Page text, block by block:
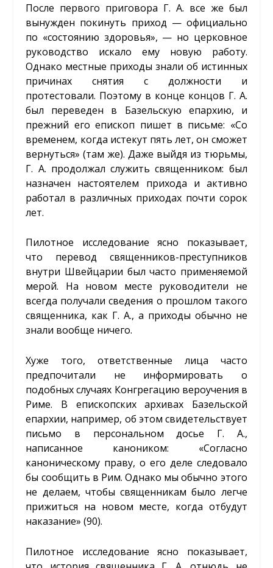
После первого приговора Г. А. все же был
вынужден покинуть приход — официально
по «состоянию здоровья», — но церковное
руководство искало ему новую работу.
Однако местные приходы знали об истинных
причинах снятия с должности и
протестовали. Поэтому в конце концов Г. А.
был переведен в Базельскую епархию, и
прежний его епископ пишет в письме: «Со
временем, когда истекут пять лет, он сможет
вернуться» (там же). Даже выйдя из тюрьмы,
Г. А. продолжал служить священником: был
назначен настоятелем прихода и активно
работал в различных приходах почти сорок
лет.
Пилотное исследование ясно показывает,
что перевод священников-преступников
внутри Швейцарии был часто применяемой
мерой. На новом месте руководители не
всегда получали сведения о прошлом такого
священника, как Г. А., а приходы обычно не
знали вообще ничего.
Хуже того, ответственные лица часто
предпочитали не информировать о
подобных случаях Конгрегацию вероучения в
Риме. В епископских архивах Базельской
епархии, например, об этом свидетельствует
письмо в персональном досье Г. А.,
написанное каноником: «Согласно
каноническому праву, о его деле следовало
бы сообщить в Рим. Однако мы обычно этого
не делаем, чтобы священникам было легче
прижиться на новом месте, когда отбудут
наказание» (90).
Пилотное исследование ясно показывает,